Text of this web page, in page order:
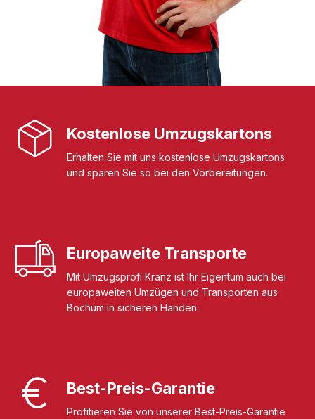
Kostenlose Umzugskartons
Erhalten Sie mit uns kostenlose Umzugskartons
und sparen Sie so bei den Vorbereitungen.
Europaweite Transporte
Mit Umzugsprofi Kranz ist Ihr Eigentum auch bei
europaweiten Umzügen und Transporten aus
Bochum in sicheren Händen.
Best-Preis-Garantie
Profitieren Sie von unserer Best-Preis-Garantie